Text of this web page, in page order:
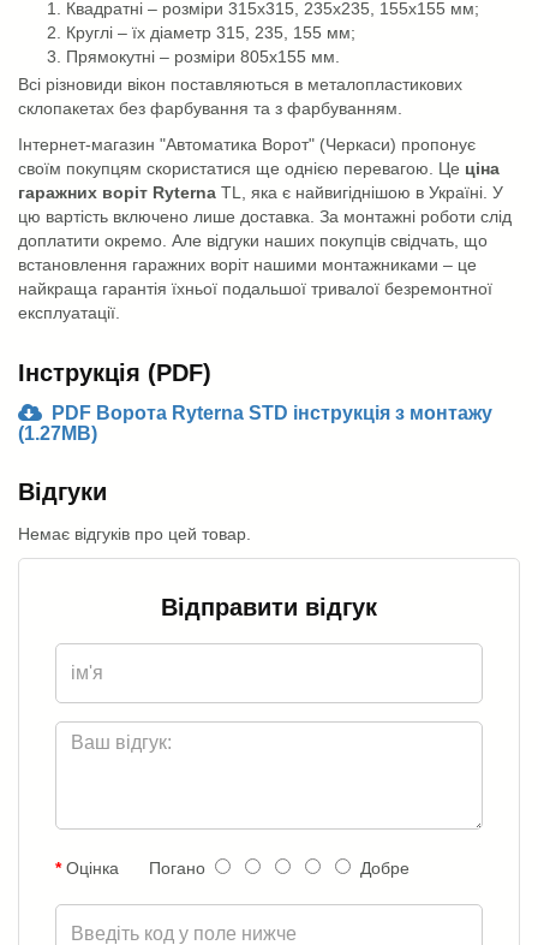
Квадратні – розміри 315х315, 235х235, 155х155 мм;
Круглі – їх діаметр 315, 235, 155 мм;
Прямокутні – розміри 805х155 мм.
Всі різновиди вікон поставляються в металопластикових
склопакетах без фарбування та з фарбуванням.
Інтернет-магазин "Автоматика Ворот" (Черкаси) пропонує
своїм покупцям скористатися ще однією перевагою. Це ціна
гаражних воріт Ryterna TL, яка є найвигіднішою в Україні. У
цю вартість включено лише доставка. За монтажні роботи слід
доплатити окремо. Але відгуки наших покупців свідчать, що
встановлення гаражних воріт нашими монтажниками – це
найкраща гарантія їхньої подальшої тривалої безремонтної
експлуатації.
Інструкція (PDF)
PDF Ворота Ryterna STD інструкція з монтажу
(1.27MB)
Відгуки
Немає відгуків про цей товар.
Відправити відгук
Оцінка Погано Добре